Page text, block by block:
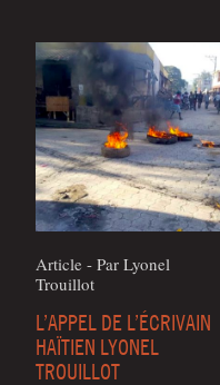
Article - Par Lyo­nel
Trouillot
L’APPEL DE L’ÉCRIVAIN
HAÏTIEN LYONEL
TROUILLOT